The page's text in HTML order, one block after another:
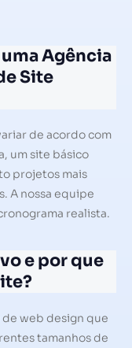
Agência
Site
de acordo com
um site básico
projetos mais
A nossa equipe
realista.
e por que
web design que
tamanhos de